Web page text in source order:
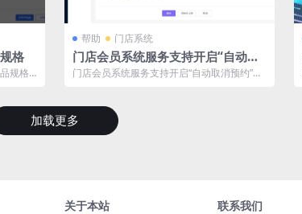
格
规格
帮助 门店系统
门店会员系统服务支持开启“自动取
消预约”规则
门店会员系统服务支持开启“自动取消预约”规
加载更多
关于本站 联系我们